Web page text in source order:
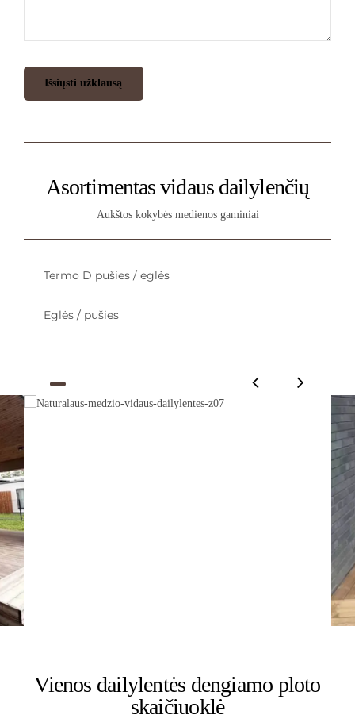
Asortimentas vidaus dailylenčių
Aukštos kokybės medienos gaminiai
Termo D pušies / eglės
Eglės / pušies
Vienos dailylentės dengiamo ploto
skaičiuoklė